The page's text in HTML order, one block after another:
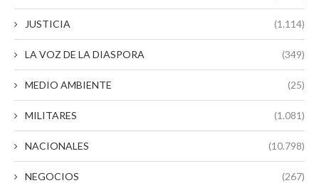
JUSTICIA (1.114)
LA VOZ DE LA DIASPORA (349)
MEDIO AMBIENTE (25)
MILITARES (1.081)
NACIONALES (10.798)
NEGOCIOS (267)